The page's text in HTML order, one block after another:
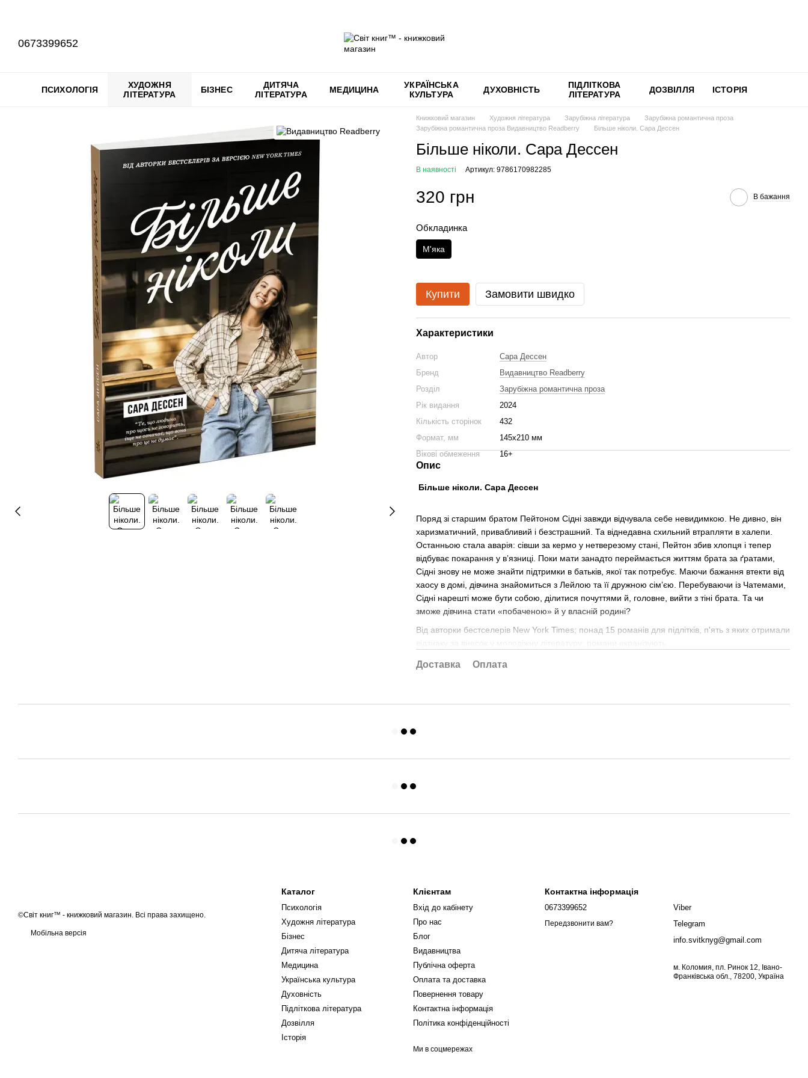
0673399652
ПСИХОЛОГІЯ
ХУДОЖНЯ
ЛІТЕРАТУРА
БІЗНЕС
ДИТЯЧА
ЛІТЕРАТУРА
МЕДИЦИНА
УКРАЇНСЬКА
КУЛЬТУРА
ДУХОВНІСТЬ
ПІДЛІТКОВА
ЛІТЕРАТУРА
ДОЗВІЛЛЯ ІСТОРІЯ
Книжковий магазин Художня література Зарубіжна література
Зарубіжна романтична проза
Зарубіжна романтична проза Видавництво Readberry
Більше ніколи. Сара Дессен
Більше ніколи. Сара Дессен
В наявності Артикул: 9786170982285
320 грн В бажання
Обкладинка
М'яка
Купити Замовити швидко
Характеристики
Автор
Сара Дессен
Бренд
Видавництво Readberry
Розділ
Зарубіжна романтична проза
Рік видання
2024
Кількість сторінок
432
Формат, мм
145х210 мм
Вікові обмеження
16+
Опис
Більше ніколи. Сара Дессен
Поряд зі старшим братом Пейтоном Сідні завжди відчувала себе невидимкою. Не дивно, він
харизматичний, привабливий і безстрашний. Та віднедавна схильний втрапляти в халепи.
Останньою стала аварія: сівши за кермо у нетверезому стані, Пейтон збив хлопця і тепер
відбуває покарання у вʼязниці. Поки мати занадто переймається життям брата за ґратами,
Сідні знову не може знайти підтримки в батьків, якої так потребує. Маючи бажання втекти від
хаосу в домі, дівчина знайомиться з Лейлою та її дружною сімʼєю. Перебуваючи із Чатемами,
Сідні нарешті може бути собою, ділитися почуттями й, головне, вийти з тіні брата. Та чи
зможе дівчина стати «побаченою» й у власній родині?
Від авторки бестселерів New York Times; понад 15 романів для підлітків, п'ять з яких отримали
відзнаку за внесок у молодіжну літературу; романи екранізують.
Доставка Оплата
©Світ книг™ - книжковий магазин. Всі права захищено.
Мобільна версія
Каталог
Психологія
Художня література
Бізнес
Дитяча література
Медицина
Українська культура
Духовність
Підліткова література
Дозвілля
Історія
Клієнтам
Вхід до кабінету
Про нас
Блог
Видавництва
Публічна оферта
Оплата та доставка
Повернення товару
Контактна інформація
Політика конфіденційності
Ми в соцмережах
Контактна інформація
0673399652
Передзвонити вам?
Viber
Telegram
info.svitknyg@gmail.com
м. Коломия, пл. Ринок 12, Івано-
Франківська обл., 78200, Україна